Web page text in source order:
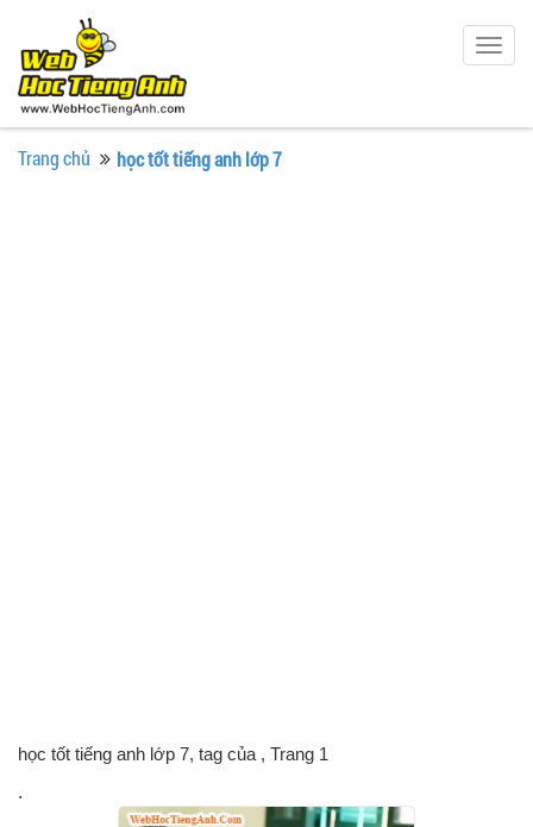
Trang chủ học tốt tiếng anh lớp 7
học tốt tiếng anh lớp 7, tag của , Trang 1
.